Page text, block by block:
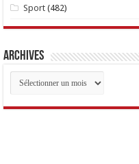
Sport (482)
Archives
Archives